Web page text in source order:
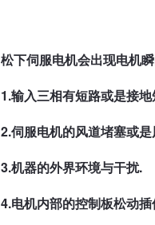
松下伺服电机会出现电机
1.输入三相有短路或是接
2.伺服电机的风道堵塞或
3.机器的外界环境与干扰.
4.电机内部的控制板松动